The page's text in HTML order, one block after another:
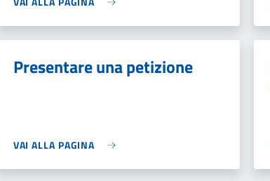
Presentare una petizione
VAI ALLA PAGINA